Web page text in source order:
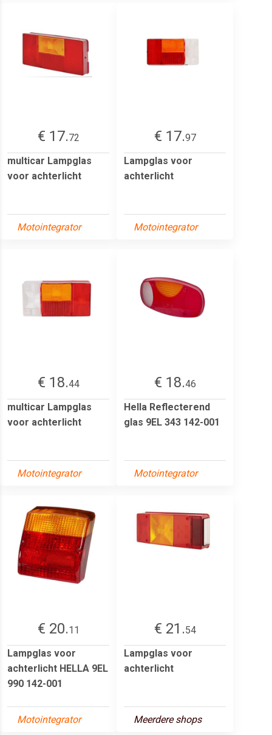
€ 17.72
multicar Lampglas
voor achterlicht
Motointegrator
€ 17.97
Lampglas voor
achterlicht
Motointegrator
€ 18.44
multicar Lampglas
voor achterlicht
Motointegrator
€ 18.46
Hella Reflecterend
glas 9EL 343 142-001
Motointegrator
€ 20.11
Lampglas voor
achterlicht HELLA 9EL
990 142-001
Motointegrator
€ 21.54
Lampglas voor
achterlicht
Meerdere shops